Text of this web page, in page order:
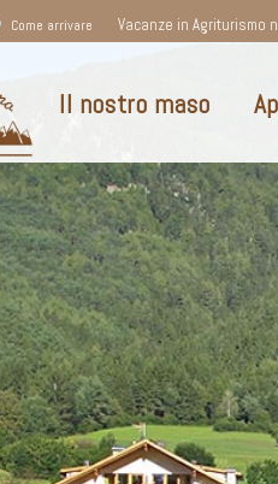
Come arrivare Vacanze in Agriturismo
Il nostro maso